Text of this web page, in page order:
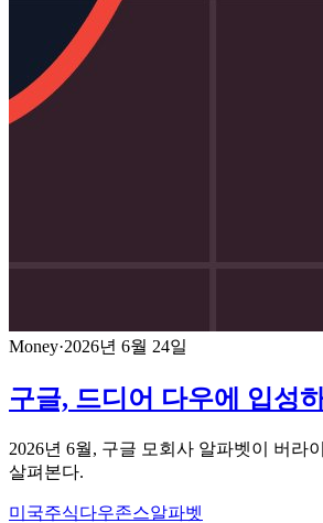
Money·2026년 6월 24일
구글, 드디어 다우에 입성
2026년 6월, 구글 모회사 알파벳이 버라
살펴본다.
미국주식다우존스알파벳